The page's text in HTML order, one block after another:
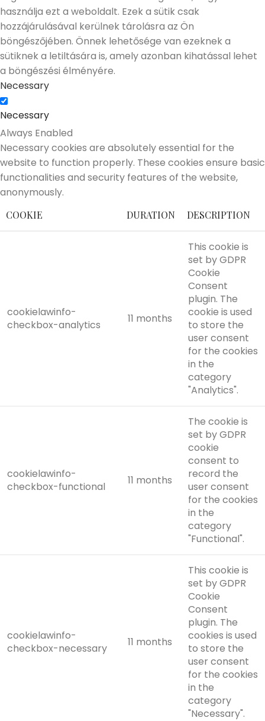
használja ezt a weboldalt. Ezek a sütik csak
hozzájárulásával kerülnek tárolásra az Ön
böngészőjében. Önnek lehetősége van ezeknek a
sütiknek a letiltására is, amely azonban kihatással lehet
a böngészési élményére.
Necessary
Necessary
Always Enabled
Necessary cookies are absolutely essential for the
website to function properly. These cookies ensure basic
functionalities and security features of the website,
anonymously.
COOKIE DURATION DESCRIPTION
cookielawinfo-
checkbox-analytics
11 months
This cookie is
set by GDPR
Cookie
Consent
plugin. The
cookie is used
to store the
user consent
for the cookies
in the
category
"Analytics".
cookielawinfo-
checkbox-functional
11 months
The cookie is
set by GDPR
cookie
consent to
record the
user consent
for the cookies
in the
category
"Functional".
cookielawinfo-
checkbox-necessary
11 months
This cookie is
set by GDPR
Cookie
Consent
plugin. The
cookies is used
to store the
user consent
for the cookies
in the
category
"Necessary".